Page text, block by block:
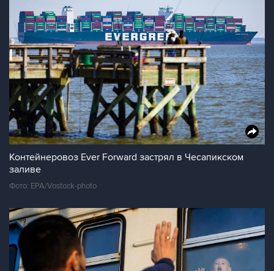
Контейнеровоз Ever Forward застрял в Чесапикском
заливе
Фото: EPA/Vostock-photo